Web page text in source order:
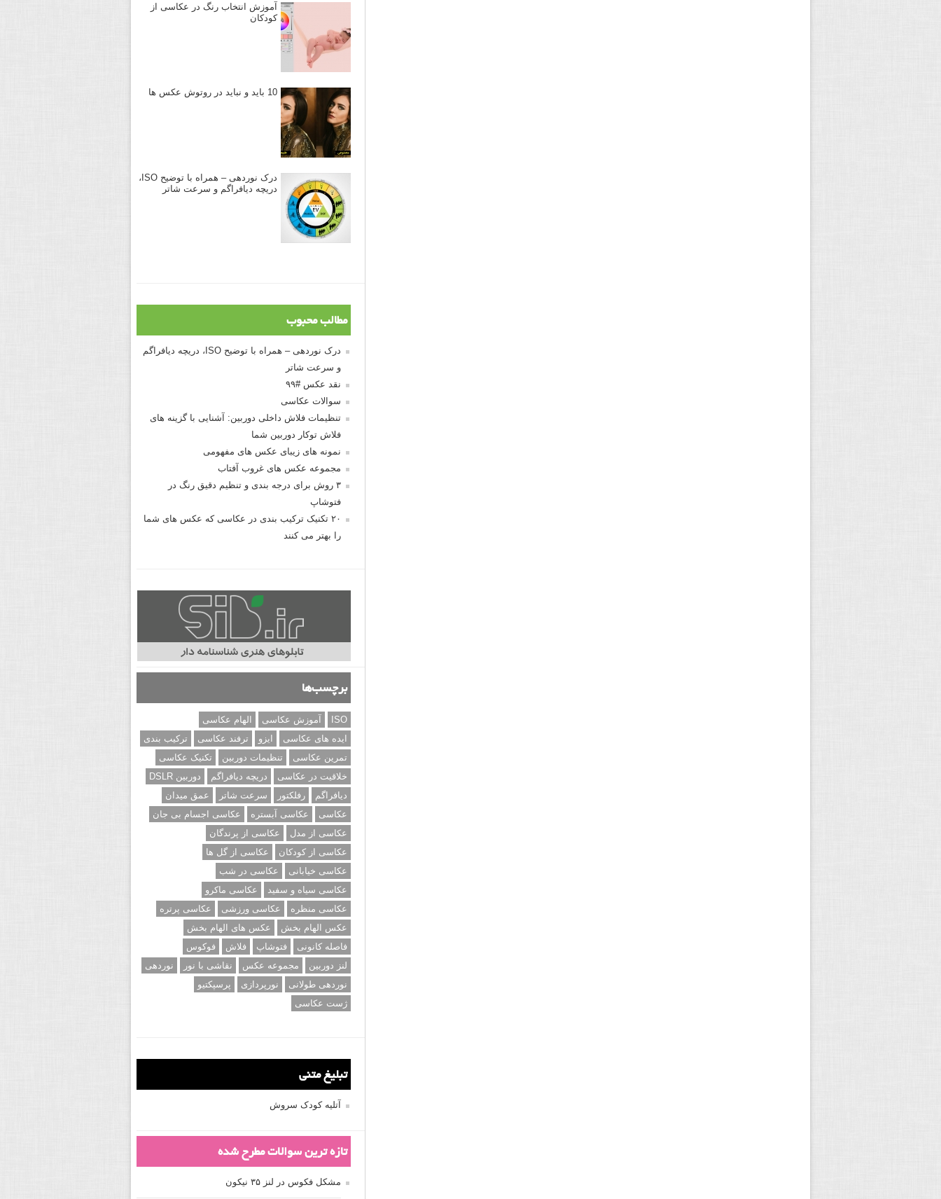
آموزش انتخاب رنگ در عکاسی از
کودکان
10 باید و نباید در روتوش عکس ها
درک نوردهی – همراه با توضیح ISO،
دریچه دیافراگم و سرعت شاتر
مطالب محبوب
درک نوردهی – همراه با توضیح ISO، دریچه دیافراگم
و سرعت شاتر
نقد عکس #۹۹
سوالات عکاسی
تنظیمات فلاش داخلی دوربین: آشنایی با گزینه های
فلاش توکار دوربین شما
نمونه های زیبای عکس های مفهومی
مجموعه عکس های غروب آفتاب
۳ روش برای درجه بندی و تنظیم دقیق رنگ در
فتوشاپ
۲۰ تکنیک ترکیب بندی در عکاسی که عکس های شما
را بهتر می کنند
برچسب‌ها
ISO آموزش عکاسی
الهام عکاسی
ایده های عکاسی
ایزو ترفند عکاسی
ترکیب بندی
تمرین عکاسی
تنظیمات دوربین
تکنیک عکاسی
خلاقیت در عکاسی
دریچه دیافراگم
دوربین DSLR
دیافراگم
رفلکتور سرعت شاتر
عمق میدان
عکاسی
عکاسی آبستره
عکاسی اجسام بی جان
عکاسی از مدل
عکاسی از پرندگان
عکاسی از کودکان
عکاسی از گل ها
عکاسی خیابانی
عکاسی در شب
عکاسی سیاه و سفید
عکاسی ماکرو
عکاسی منظره
عکاسی ورزشی
عکاسی پرتره
عکس الهام بخش
عکس های الهام بخش
فاصله کانونی
فتوشاپ فلاش
فوکوس
لنز دوربین
مجموعه عکس نقاشی با نور
نوردهی
نوردهی طولانی
نورپردازی
پرسپکتیو
ژست عکاسی
تبلیغ متنی
آتلیه کودک سروش
تازه ترین سوالات مطرح شده
مشکل فکوس در لنز ۳۵ نیکون